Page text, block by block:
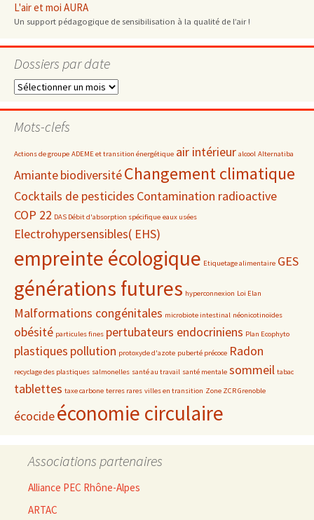
L'air et moi AURA
Un support pédagogique de sensibilisation à la qualité de l’air !
Dossiers par date
Dossiers
date
Mots-clefs
Actions de groupe ADEME et transition énergétique air intérieur alcool Alternatiba
AmiantebiodiversitéChangement climatique
Cocktails de pesticides Contamination radioactive
COP 22 DAS Débit d'absorption spécifique eaux usées
Electrohypersensibles( EHS)
empreinte écologique Etiquetage alimentaire GES
générations futures hyperconnexion Loi Elan
Malformations congénitales microbiote intestinal néonicotinoïdes
obésité particules fines pertubateurs endocriniens Plan Ecophyto
plastiques pollution protoxyde d'azote puberté précoce Radon
recyclage des plastiques salmonelles santé au travail santé mentale sommeil tabac
tablettes taxe carbone terres rares villes en transition Zone ZCR Grenoble
écocideéconomie circulaire
Associations partenaires
Alliance PEC Rhône-Alpes
ARTAC